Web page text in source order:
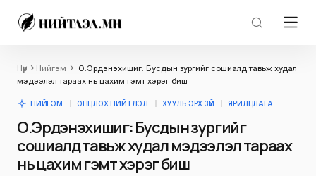
Нүүр Нийгэм
О.Эрдэнэхишиг: Бусдын зургийг сошиалд тавьж худал
мэдээлэл тараах нь цахим гэмт хэрэг биш
НИЙГЭМ ОНЦЛОХ НИЙТЛЭЛ ХУУЛЬ ЭРХ ЗҮЙ ЯРИЛЦЛАГА
О.Эрдэнэхишиг: Бусдын зургийг
сошиалд тавьж худал мэдээлэл тараах
нь цахим гэмт хэрэг биш